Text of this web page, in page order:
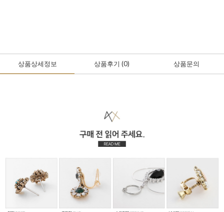
상품상세정보 상품후기 (0) 상품문의